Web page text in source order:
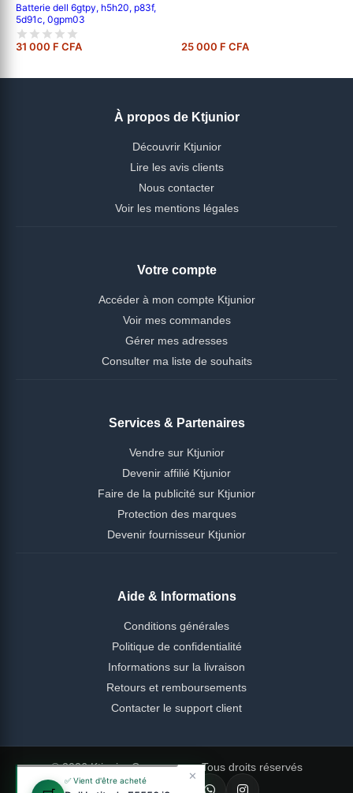
Batterie dell 6gtpy, h5h20, p83f,
5d91c, 0gpm03
31 000 F CFA 25 000 F CFA
À propos de Ktjunior
Découvrir Ktjunior
Lire les avis clients
Nous contacter
Voir les mentions légales
Votre compte
Accéder à mon compte Ktjunior
Voir mes commandes
Gérer mes adresses
Consulter ma liste de souhaits
Services & Partenaires
Vendre sur Ktjunior
Devenir affilié Ktjunior
Faire de la publicité sur Ktjunior
Protection des marques
Devenir fournisseur Ktjunior
Aide & Informations
Conditions générales
Politique de confidentialité
Informations sur la livraison
Retours et remboursements
Contacter le support client
© 2026 Ktjunior Cameroun — Tous droits réservés
✅ Vient d'être acheté ✕